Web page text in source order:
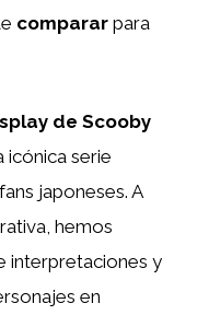
comparar para
de Scooby
icónica serie
japoneses. A
hemos
interpretaciones y
en